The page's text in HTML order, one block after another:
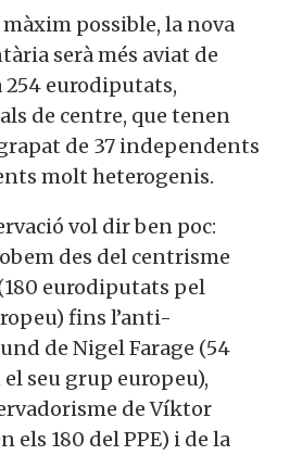
possible, la nova
serà més aviat de
254 eurodiputats,
de centre, que tenen
de 37 independents
molt heterogenis.
vol dir ben poc:
des del centrisme
eurodiputats pel
fins l’anti-
de Nigel Farage (54
seu grup europeu),
de Víktor
els 180 del PPE) i de la